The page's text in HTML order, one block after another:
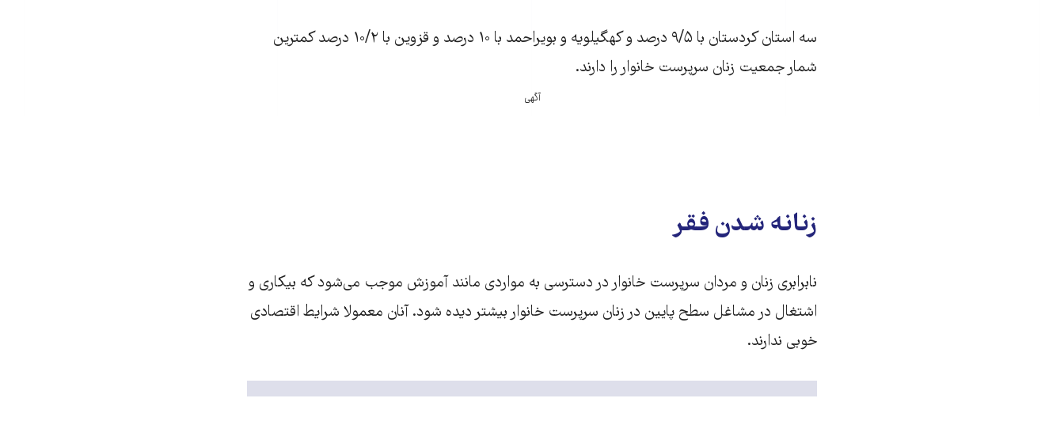
سه استان کردستان با ۹/۵ درصد و کهگیلویه و بویراحمد با ۱۰ درصد و قزوین با ۱۰/۲ درصد کمترین
شمار جمعیت زنان سرپرست خانوار را دارند.
آگهی
زنانه شدن فقر
نابرابری زنان و مردان سرپرست خانوار در دسترسی به مواردی مانند آموزش موجب می‌شود که بیکاری و
اشتغال در مشاغل سطح پایین در زنان سرپرست خانوار بیشتر دیده شود. آنان معمولا شرایط اقتصادی
خوبی ندارند.